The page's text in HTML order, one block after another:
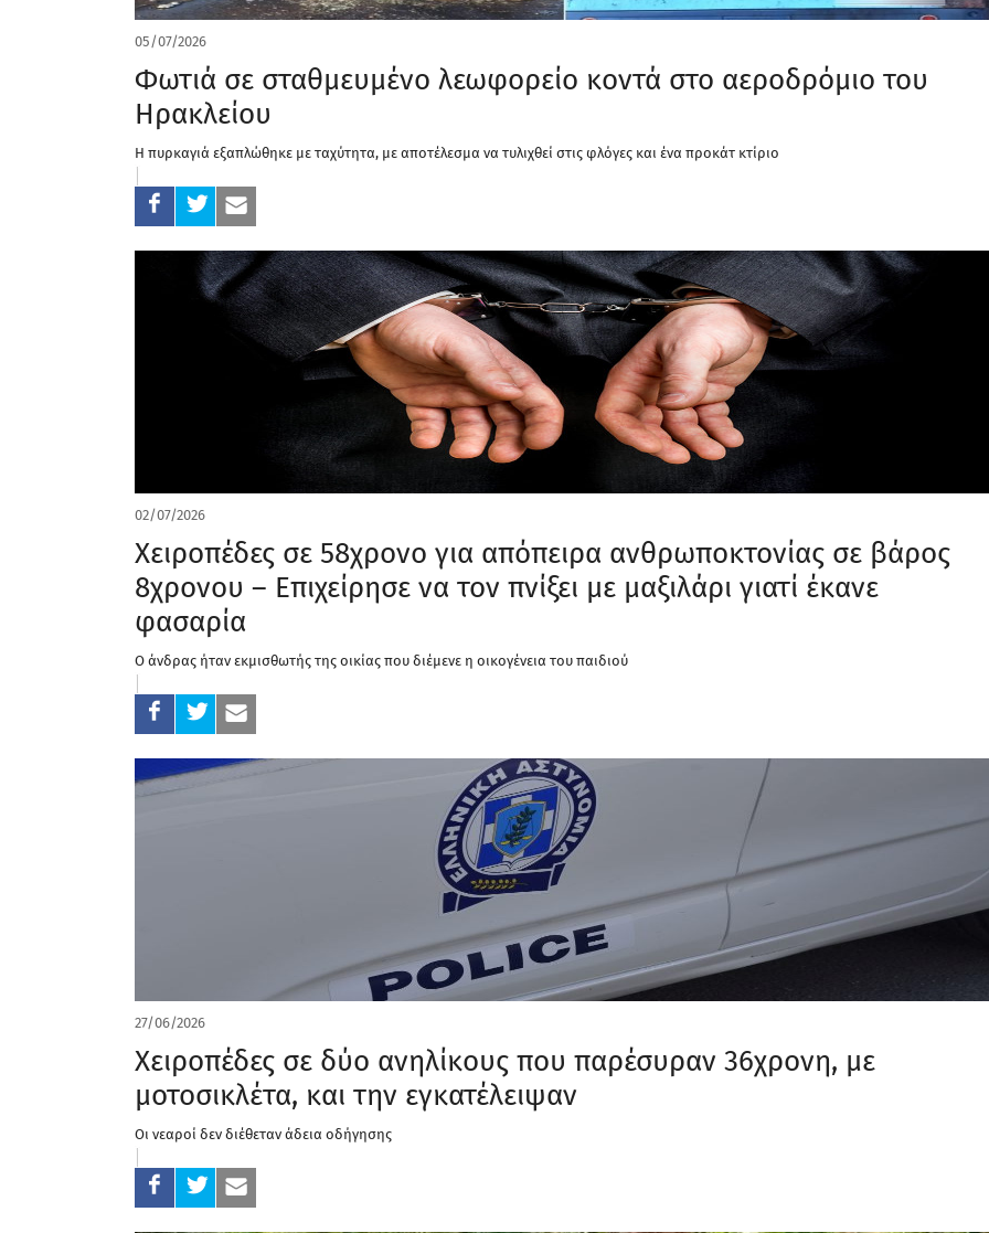
05/07/2026
Φωτιά σε σταθμευμένο λεωφορείο κοντά στο αεροδρόμιο του
Ηρακλείου
Η πυρκαγιά εξαπλώθηκε με ταχύτητα, με αποτέλεσμα να τυλιχθεί στις φλόγες και ένα προκάτ κτίριο
02/07/2026
Χειροπέδες σε 58χρονο για απόπειρα ανθρωποκτονίας σε βάρος
8χρονου – Επιχείρησε να τον πνίξει με μαξιλάρι γιατί έκανε
φασαρία
Ο άνδρας ήταν εκμισθωτής της οικίας που διέμενε η οικογένεια του παιδιού
27/06/2026
Χειροπέδες σε δύο ανηλίκους που παρέσυραν 36χρονη, με
μοτοσικλέτα, και την εγκατέλειψαν
Οι νεαροί δεν διέθεταν άδεια οδήγησης